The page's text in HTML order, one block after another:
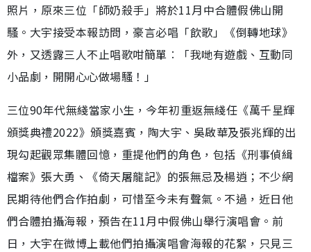
照片，原來三位「師奶殺手」將於11月中合體假佛山開
騷。大宇接受本報訪問，豪言必唱「飲歌」《倒轉地球》
外，又透露三人不止唱歌咁簡單︰「我哋有遊戲、互動同
小品劇，開開心心做場騷！」
三位90年代無綫當家小生，今年初重返無綫任《萬千星輝
頒獎典禮2022》頒獎嘉賓，陶大宇、吳啟華及張兆輝的出
現勾起觀眾集體回憶，重提他們的角色，包括《刑事偵緝
檔案》張大勇、《倚天屠龍記》的張無忌及楊逍；不少網
民期待他們合作拍劇，可惜至今未有聲氣。不過，近日他
們合體拍攝海報，預告在11月中假佛山舉行演唱會。前
日，大宇在微博上載他們拍攝演唱會海報的花絮，只見三